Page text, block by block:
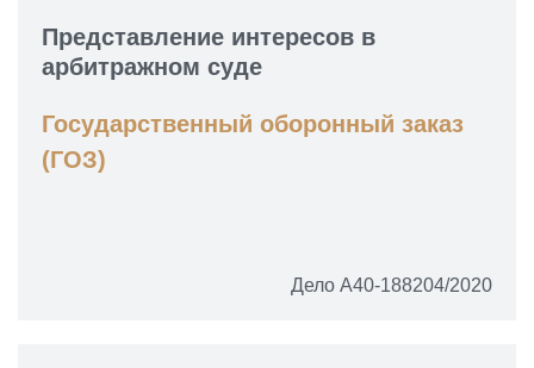
Представление интересов в
арбитражном суде
Государственный оборонный заказ
(ГОЗ)
Дело А40-188204/2020